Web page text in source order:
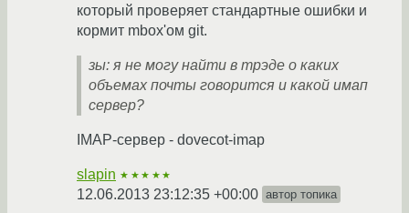
который проверяет стандартные ошибки и
кормит mbox'ом git.
зы: я не могу найти в трэде о каких
объемах почты говорится и какой имап
сервер?
IMAP-сервер - dovecot-imap
slapin ★★★★★
12.06.2013 23:12:35 +00:00 автор топика